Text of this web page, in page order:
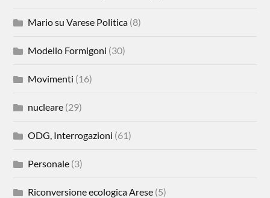
Mario su Varese Politica (8)
Modello Formigoni (30)
Movimenti (16)
nucleare (29)
ODG, Interrogazioni (61)
Personale (3)
Riconversione ecologica Arese (5)